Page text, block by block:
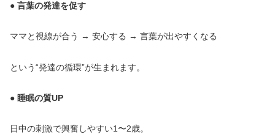
● 言葉の発達を促す
ママと視線が合う → 安心する → 言葉が出やすくなる
という“発達の循環”が生まれます。
● 睡眠の質UP
日中の刺激で興奮しやすい1〜2歳。